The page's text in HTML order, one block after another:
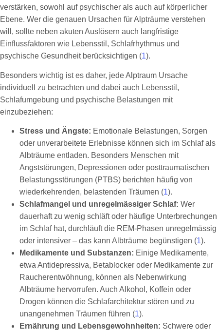
verstärken, sowohl auf psychischer als auch auf körperlicher
Ebene. Wer die genauen Ursachen für Alpträume verstehen
will, sollte neben akuten Auslösern auch langfristige
Einflussfaktoren wie Lebensstil, Schlafrhythmus und
psychische Gesundheit berücksichtigen (1).
Besonders wichtig ist es daher, jede Alptraum Ursache
individuell zu betrachten und dabei auch Lebensstil,
Schlafumgebung und psychische Belastungen mit
einzubeziehen:
Stress und Ängste: Emotionale Belastungen, Sorgen
oder unverarbeitete Erlebnisse können sich im Schlaf als
Albträume entladen. Besonders Menschen mit
Angststörungen, Depressionen oder posttraumatischen
Belastungsstörungen (PTBS) berichten häufig von
wiederkehrenden, belastenden Träumen (1).
Schlafmangel und unregelmässiger Schlaf: Wer
dauerhaft zu wenig schläft oder häufige Unterbrechungen
im Schlaf hat, durchläuft die REM-Phasen unregelmässig
oder intensiver – das kann Albträume begünstigen (1).
Medikamente und Substanzen: Einige Medikamente,
etwa Antidepressiva, Betablocker oder Medikamente zur
Raucherentwöhnung, können als Nebenwirkung
Albträume hervorrufen. Auch Alkohol, Koffein oder
Drogen können die Schlafarchitektur stören und zu
unangenehmen Träumen führen (1).
Ernährung und Lebensgewohnheiten: Schwere oder